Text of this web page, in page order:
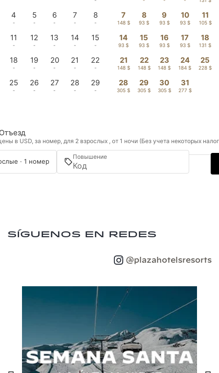
4
-
5
-
6
-
7
-
8
-
11
-
12
-
13
-
14
-
15
-
18
-
19
-
20
-
21
-
22
-
25
-
26
-
27
-
28
-
29
-
7
148 $
8
93 $
9
93 $
10
93 $
11
105 $
14
93 $
15
93 $
16
93 $
17
93 $
18
131 $
21
148 $
22
148 $
23
148 $
24
184 $
25
228 $
28
305 $
29
305 $
30
305 $
31
277 $
в USD, за номер, для 2 взрослых , от 1 ночи (Без учета некоторых
· 1 номер
Повышение
Síguenos en redes
@plazahotelsresorts